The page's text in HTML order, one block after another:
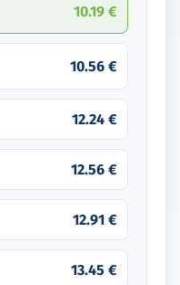
10.19 €
10.56 €
12.24 €
12.56 €
12.91 €
13.45 €